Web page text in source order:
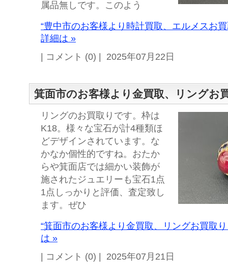
属品無しです。このよう
“豊中市のお客様より時計買取、エルメスお
詳細は »
| コメント (0) | 2025年07月22日
箕面市のお客様より金買取、リングお
リングのお買取りです。枠は
K18。様々な宝石が計4種類ほ
どデザインされています。な
かなか個性的ですね。おたか
らや箕面店では細かい装飾が
施されたジュエリーも宝石1点
1点しっかりと評価、査定致し
ます。ぜひ
“箕面市のお客様より金買取、リングお買取
は »
| コメント (0) | 2025年07月21日